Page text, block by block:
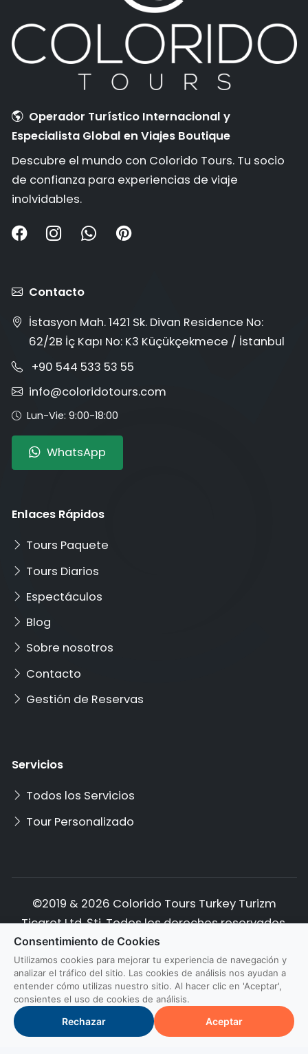
Operador Turístico Internacional y
Especialista Global en Viajes Boutique
Descubre el mundo con Colorido Tours. Tu socio
de confianza para experiencias de viaje
inolvidables.
Contacto
İstasyon Mah. 1421 Sk. Divan Residence No:
62/2B İç Kapı No: K3 Küçükçekmece / İstanbul
+90 544 533 53 55
info@coloridotours.com
Lun-Vie: 9:00-18:00
WhatsApp
Enlaces Rápidos
Tours Paquete
Tours Diarios
Espectáculos
Blog
Sobre nosotros
Contacto
Gestión de Reservas
Servicios
Todos los Servicios
Tour Personalizado
©2019 & 2026 Colorido Tours Turkey Turizm
Ticaret Ltd. Şti. Todos los derechos reservados.
Política de Privacidad
Términos de Servicio
Política de Cookies
Cancelación y Reembolso
Protección de Datos
Aviso Legal
Consentimiento de Cookies
Utilizamos cookies para mejorar tu experiencia de navegación y
analizar el tráfico del sitio. Las cookies de análisis nos ayudan a
entender cómo utilizas nuestro sitio. Al hacer clic en 'Aceptar',
consientes el uso de cookies de análisis.
Rechazar Aceptar